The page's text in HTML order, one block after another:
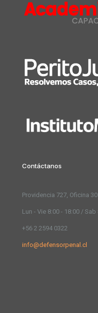
Contáctanos
Providencia 727, Oficina
Lun - Vie 8:00 - 18:00 / Sab
+56 2 2594 0322
info@defensorpenal.cl